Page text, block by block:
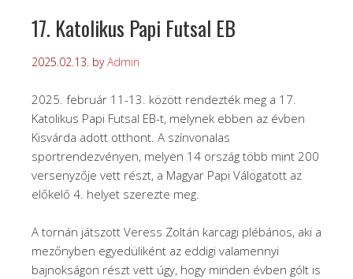
17. Katolikus Papi Futsal EB
2025.02.13. byAdmin
2025. február 11-13. között rendezték meg a 17.
Katolikus Papi Futsal EB-t, melynek ebben az évben
Kisvárda adott otthont. A színvonalas
sportrendezvényen, melyen 14 ország több mint 200
versenyzője vett részt, a Magyar Papi Válogatott az
előkelő 4. helyet szerezte meg.
A tornán játszott Veress Zoltán karcagi plébános, aki a
mezőnyben egyedüliként az eddigi valamennyi
bajnokságon részt vett úgy, hogy minden évben gólt is